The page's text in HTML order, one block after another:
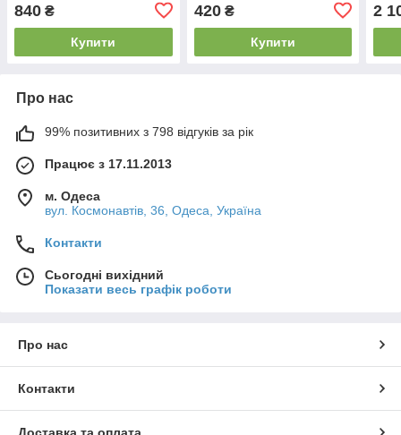
840 ₴
Купити
420₴
Купити
2
Про нас
99% позитивних з 798 відгуків за рік
Працює з 17.11.2013
м. Одеса
вул. Космонавтів, 36, Одеса, Україна
Контакти
Сьогодні вихідний
Показати весь графік роботи
Про нас
Контакти